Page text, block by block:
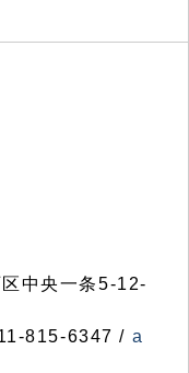
中央一条5-12-
815-6347 / a